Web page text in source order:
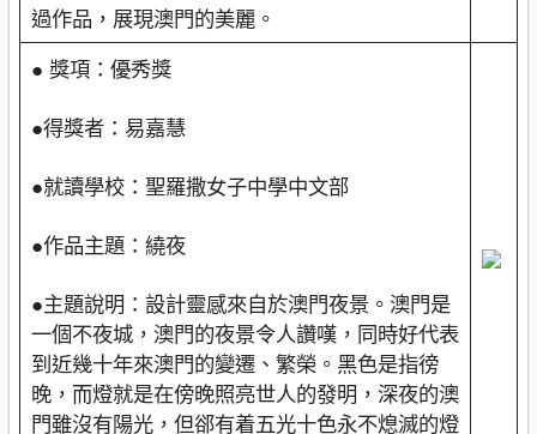
過作品，展現澳門的美麗。
● 獎項：優秀獎
●得獎者：易嘉慧
●就讀學校：聖羅撒女子中學中文部
●作品主題：繞夜
●主題說明：設計靈感來自於澳門夜景。澳門是
一個不夜城，澳門的夜景令人讚嘆，同時好代表
到近幾十年來澳門的變遷、繁榮。黑色是指徬
晚，而燈就是在傍晚照亮世人的發明，深夜的澳
門雖沒有陽光，但郤有着五光十色永不熄滅的燈